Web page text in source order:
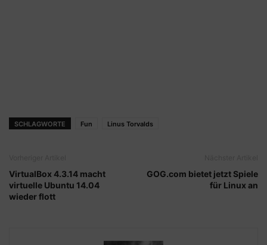
SCHLAGWORTE Fun Linus Torvalds
VirtualBox 4.3.14 macht
virtuelle Ubuntu 14.04
wieder flott
GOG.com bietet jetzt Spiele
für Linux an